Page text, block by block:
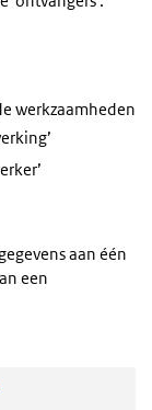
werkzaamheden
aan één
een